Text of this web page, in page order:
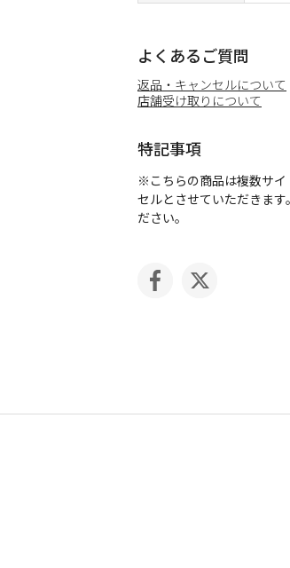
よくあるご質問
返品・キャンセルについて
店舗受け取りについて
特記事項
※こちらの商品は複数サイ
セルとさせていただきま
ださい。